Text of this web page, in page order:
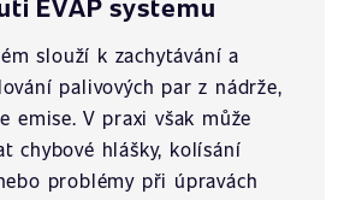
slouží k zachytávání a
palivových par z nádrže,
emise. V praxi však může
chybové hlášky, kolísání
problémy při úpravách